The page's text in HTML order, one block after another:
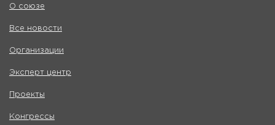
О союзе
Все новости
Организации
Эксперт центр
Проекты
Конгрессы